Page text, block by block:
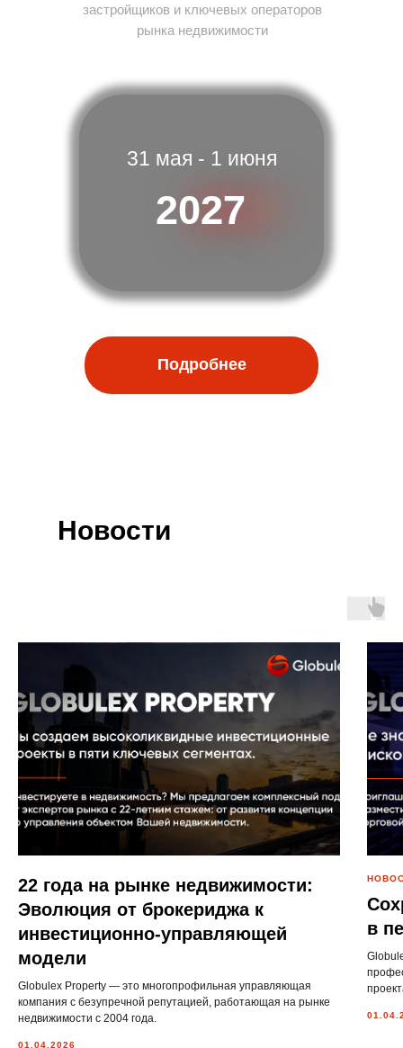
Подробнее
31 мая - 1 июня
2027
застройщиков и ключевых операторов
рынка недвижимости
Новости
22 года на рынке недвижимости:
Эволюция от брокериджа к
инвестиционно-управляющей
модели
Globulex Property — это многопрофильная управляющая
компания с безупречной репутацией, работающая на рынке
недвижимости с 2004 года.
01.04.2026
в